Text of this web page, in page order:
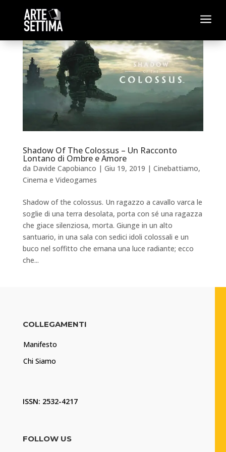
a
Shadow Of The Colossus – Un Racconto
Lontano di Ombre e Amore
da Davide Capobianco | Giu 19, 2019 | Cinebattiamo,
Cinema e Videogames
Shadow of the colossus. Un ragazzo a cavallo varca le
soglie di una terra desolata, porta con sé una ragazza
che giace silenziosa, morta. Giunge in un alto
santuario, in una sala con sedici idoli colossali e un
buco nel soffitto che emana una luce radiante; ecco
che...
COLLEGAMENTI
Manifesto
Chi Siamo
ISSN: 2532-4217
FOLLOW US